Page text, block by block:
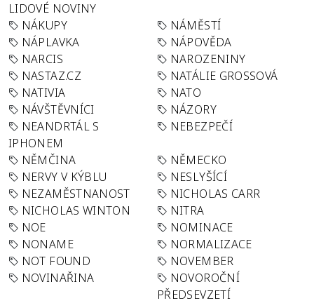
LIDOVÉ NOVINY
NÁKUPY
NÁMĚSTÍ
NÁPLAVKA
NÁPOVĚDA
NARCIS
NAROZENINY
NASTAZ.CZ
NATÁLIE GROSSOVÁ
NATIVIA
NATO
NÁVŠTĚVNÍCI
NÁZORY
NEANDRTÁL S
IPHONEM
NEBEZPEČÍ
NĚMČINA
NĚMECKO
NERVY V KÝBLU
NESLYŠÍCÍ
NEZAMĚSTNANOST
NICHOLAS CARR
NICHOLAS WINTON
NITRA
NOE
NOMINACE
NONAME
NORMALIZACE
NOT FOUND
NOVEMBER
NOVINAŘINA
NOVOROČNÍ
PŘEDSEVZETÍ